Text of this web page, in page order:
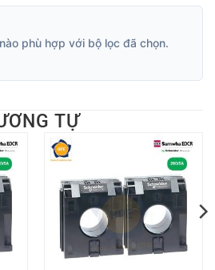
phù hợp với bộ lọc đã chọn.
TỰ